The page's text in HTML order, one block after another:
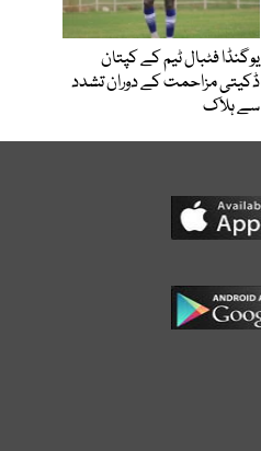
یوگنڈا فٹبال ٹیم کے کپتان
ڈکیتی مزاحمت کے دوران تشدد
سے ہلاک